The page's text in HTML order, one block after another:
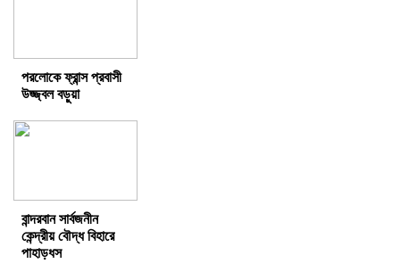
পরলোকে ফ্রান্স প্রবাসী
উজ্জ্বল বড়ুয়া
বান্দরবান সার্বজনীন
কেন্দ্রীয় বৌদ্ধ বিহারে
পাহাড়ধস